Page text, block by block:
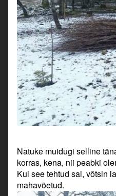
Natuke muidugi selline
korras, kena, nii peabki
Kui see tehtud sai, võtsin
mahavõetud.